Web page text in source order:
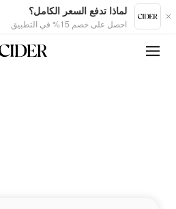
لماذا تدفع السعر الكامل؟
احصل على خصم 15% في التطبيق